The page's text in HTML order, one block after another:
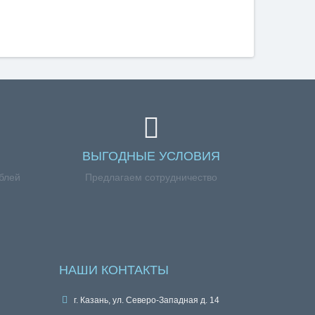
ВЫГОДНЫЕ УСЛОВИЯ
Предлагаем сотрудничество
НАШИ КОНТАКТЫ
г. Казань, ул. Северо-Западная д. 14